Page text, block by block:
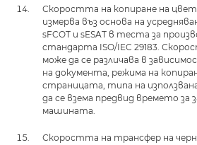
Скоростта на копиране на
измерва въз основа на
sFCOT и sESAT в теста за
стандарта ISO/IEC 29183.
може да се различава в
на документа, режима на
страницата, типа на
да се взема предвид времето за
машината.
Скоростта на трансфер на